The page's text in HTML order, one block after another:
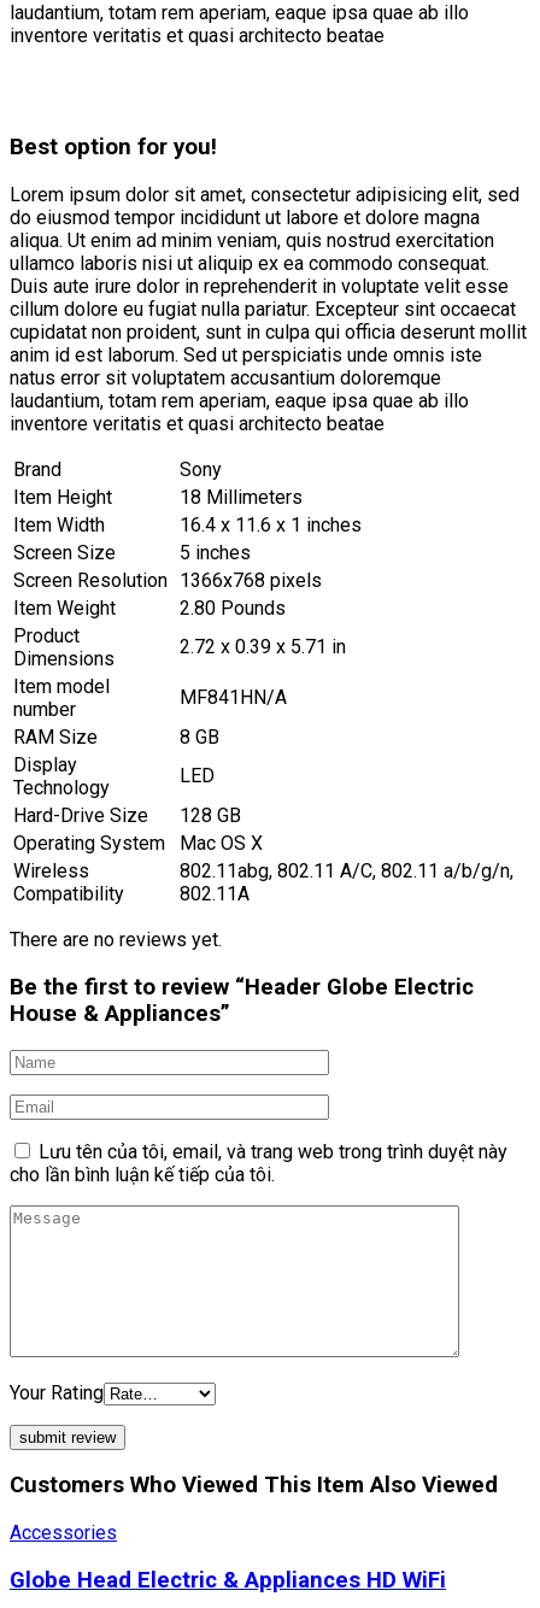
laudantium, totam rem aperiam, eaque ipsa quae ab illo
inventore veritatis et quasi architecto beatae
Best option for you!
Lorem ipsum dolor sit amet, consectetur adipisicing elit, sed
do eiusmod tempor incididunt ut labore et dolore magna
aliqua. Ut enim ad minim veniam, quis nostrud exercitation
ullamco laboris nisi ut aliquip ex ea commodo consequat.
Duis aute irure dolor in reprehenderit in voluptate velit esse
cillum dolore eu fugiat nulla pariatur. Excepteur sint occaecat
cupidatat non proident, sunt in culpa qui officia deserunt mollit
anim id est laborum. Sed ut perspiciatis unde omnis iste
natus error sit voluptatem accusantium doloremque
laudantium, totam rem aperiam, eaque ipsa quae ab illo
inventore veritatis et quasi architecto beatae
Brand
Sony
Item Height
18 Millimeters
Item Width
16.4 x 11.6 x 1 inches
Screen Size
5 inches
Screen Resolution 1366x768 pixels
Item Weight
2.80 Pounds
Product
Dimensions
2.72 x 0.39 x 5.71 in
Item model
number
MF841HN/A
RAM Size
8 GB
Display
Technology
LED
Hard-Drive Size
128 GB
Operating System
Mac OS X
Wireless
Compatibility
802.11abg, 802.11 A/C, 802.11 a/b/g/n,
802.11A
There are no reviews yet.
Be the first to review “Header Globe Electric
House & Appliances”
Lưu tên của tôi, email, và trang web trong trình duyệt này
cho lần bình luận kế tiếp của tôi.
Your Rating
Customers Who Viewed This Item Also Viewed
Accessories
Globe Head Electric & Appliances HD WiFi